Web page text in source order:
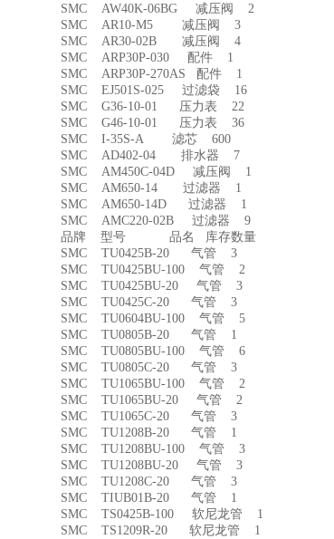
SMC AW40K-06BG 减压阀 2
SMC AR10-M5 减压阀 3
SMC AR30-02B 减压阀 4
SMC ARP30P-030 配件 1
SMC ARP30P-270AS 配件 1
SMC EJ501S-025 过滤袋 16
SMC G36-10-01 压力表 22
SMC G46-10-01 压力表 36
SMC I-35S-A 滤芯 600
SMC AD402-04 排水器 7
SMC AM450C-04D 减压阀 1
SMC AM650-14 过滤器 1
SMC AM650-14D 过滤器 1
SMC AMC220-02B 过滤器 9
品牌 型号 品名 库存数量
SMC TU0425B-20 气管 3
SMC TU0425BU-100 气管 2
SMC TU0425BU-20 气管 3
SMC TU0425C-20 气管 3
SMC TU0604BU-100 气管 5
SMC TU0805B-20 气管 1
SMC TU0805BU-100 气管 6
SMC TU0805C-20 气管 3
SMC TU1065BU-100 气管 2
SMC TU1065BU-20 气管 2
SMC TU1065C-20 气管 3
SMC TU1208B-20 气管 1
SMC TU1208BU-100 气管 3
SMC TU1208BU-20 气管 3
SMC TU1208C-20 气管 3
SMC TIUB01B-20 气管 1
SMC TS0425B-100 软尼龙管 1
SMC TS1209R-20 软尼龙管 1